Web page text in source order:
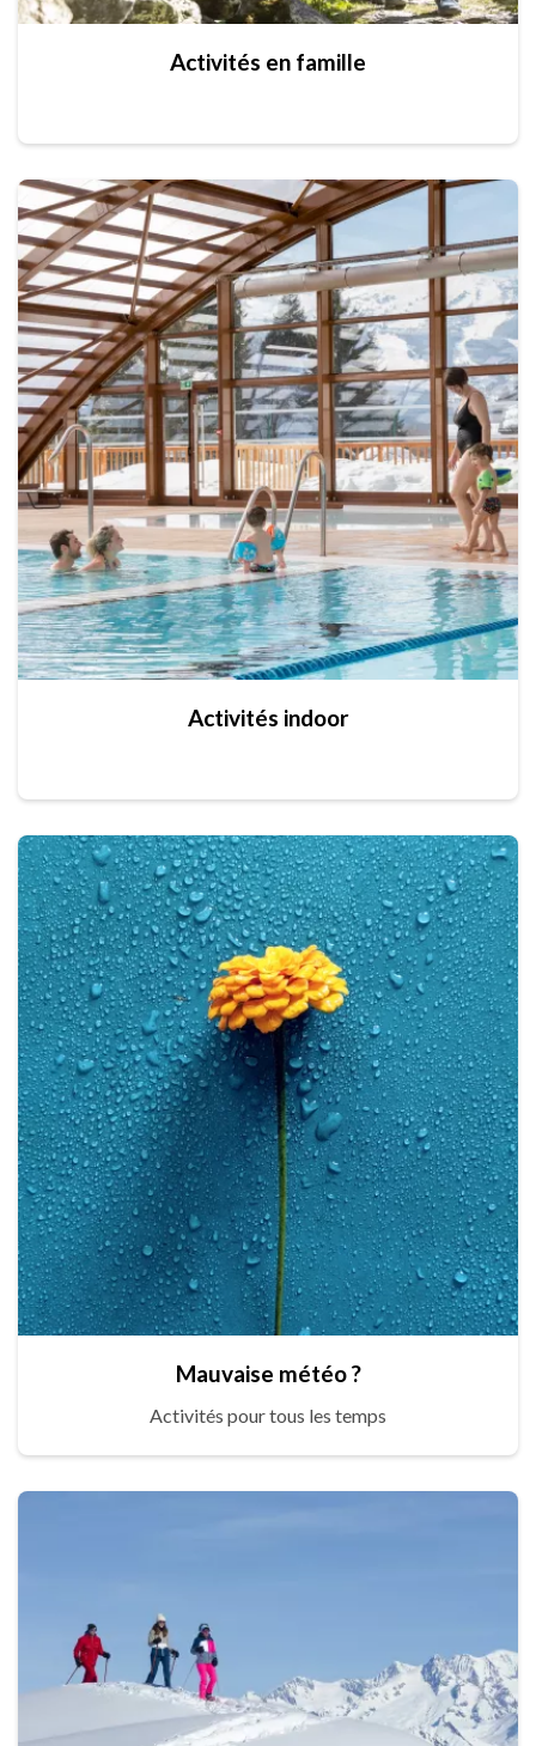
Activités en famille
Activités indoor
Mauvaise météo ?
Activités pour tous les temps